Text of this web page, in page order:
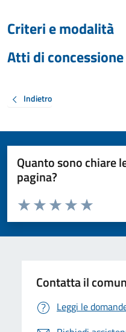
Criteri e modalità
Atti di concessione
Indietro
Quanto sono chiare
pagina?
Valuta da 1 a 5 stelle la pagina
Valuta 5
Valuta 4 stelle
Valuta 3 stelle su 5
Valuta 2 stelle su 5
Valuta 1 stelle su 5
Contatta il
Leggi le